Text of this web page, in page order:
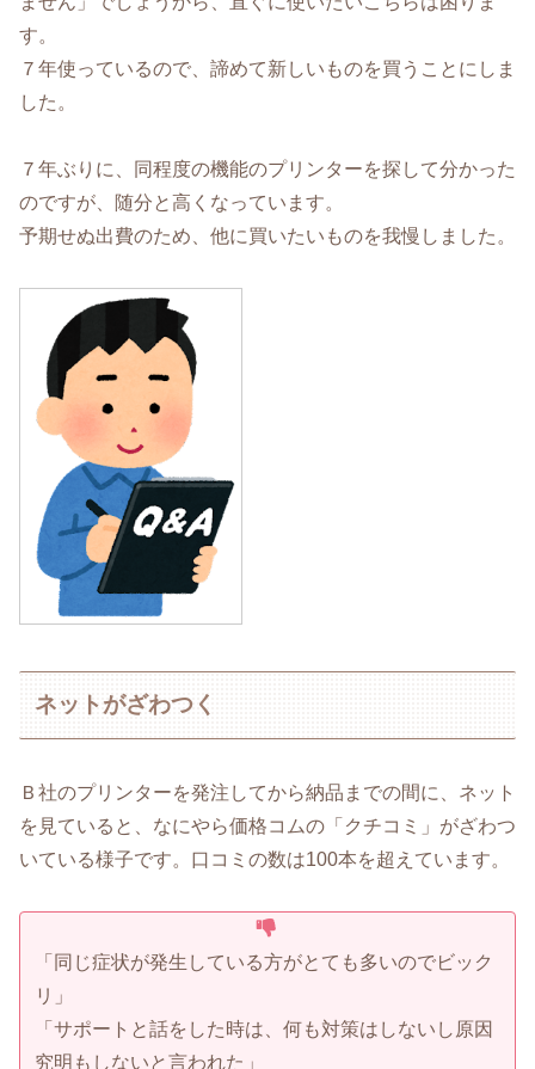
す。
７年使っているので、諦めて新しいものを買うことにしま
した。
７年ぶりに、同程度の機能のプリンターを探して分かった
のですが、随分と高くなっています。
予期せぬ出費のため、他に買いたいものを我慢しました。
ネットがざわつく
Ｂ社のプリンターを発注してから納品までの間に、ネット
を見ていると、なにやら価格コムの「クチコミ」がざわつ
いている様子です。口コミの数は100本を超えています。
「同じ症状が発生している方がとても多いのでビック
リ」
「サポートと話をした時は、何も対策はしないし原因
究明もしないと言われた」